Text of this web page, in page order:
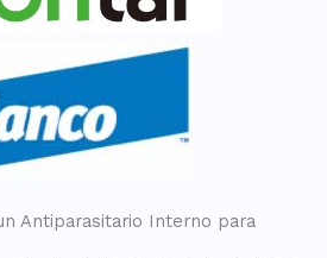
Antiparasitario Interno para